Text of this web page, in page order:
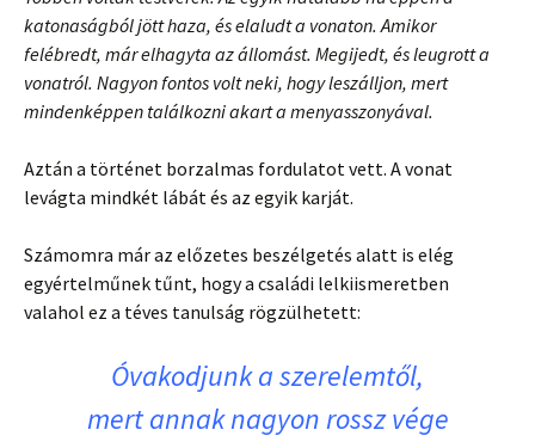
katonaságból jött haza, és elaludt a vonaton. Amikor
felébredt, már elhagyta az állomást. Megijedt, és leugrott a
vonatról. Nagyon fontos volt neki, hogy leszálljon, mert
mindenképpen találkozni akart a menyasszonyával.
Aztán a történet borzalmas fordulatot vett. A vonat
levágta mindkét lábát és az egyik karját.
Számomra már az előzetes beszélgetés alatt is elég
egyértelműnek tűnt, hogy a családi lelkiismeretben
valahol ez a téves tanulság rögzülhetett:
Óvakodjunk a szerelemtől,
mert annak nagyon rossz vége